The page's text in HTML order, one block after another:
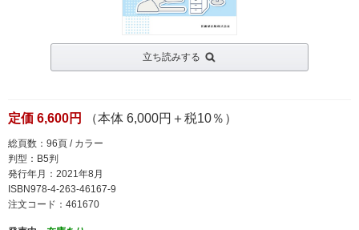
立ち読みする
定価 6,600円 （本体 6,000円＋税10％）
総頁数：96頁 / カラー
判型：B5判
発行年月：2021年8月
ISBN978-4-263-46167-9
注文コード：461670